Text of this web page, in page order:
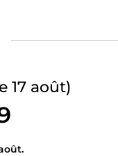
17 août)